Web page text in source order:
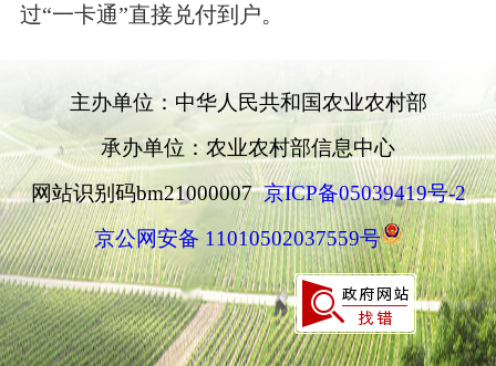
过“一卡通”直接兑付到户。
主办单位：中华人民共和国农业农村部
承办单位：农业农村部信息中心
网站识别码bm21000007京ICP备05039419号-2
京公网安备 11010502037559号